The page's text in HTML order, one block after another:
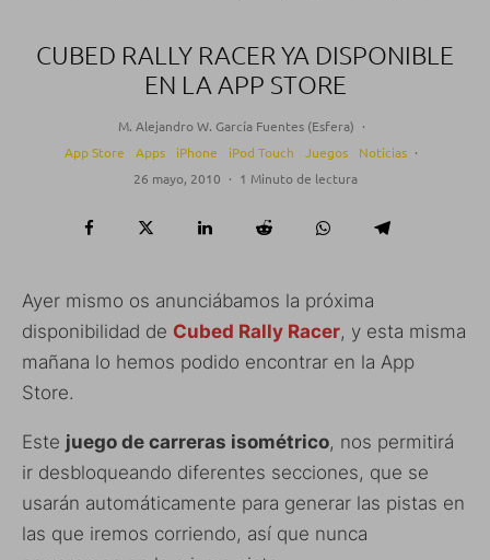
CUBED RALLY RACER YA DISPONIBLE
EN LA APP STORE
M. Alejandro W. García Fuentes (Esfera) ·
App Store
Apps iPhone iPod Touch Juegos Noticias ·
26 mayo, 2010 · 1 Minuto de lectura
Ayer mismo os anunciábamos la próxima
disponibilidad de Cubed Rally Racer, y esta misma
mañana lo hemos podido encontrar en la App
Store.
Este juego de carreras isométrico, nos permitirá
ir desbloqueando diferentes secciones, que se
usarán automáticamente para generar las pistas en
las que iremos corriendo, así que nunca